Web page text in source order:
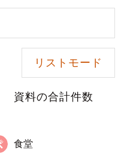
リストモード
資料の合計件数
食堂